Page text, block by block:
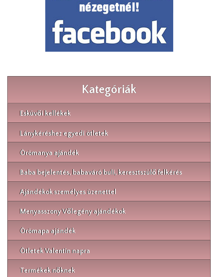
Kategóriák
Esküvői kellékek
Lánykéréshez egyedi ötletek
Örömanya ajándék
Baba bejelentés, babaváró buli, keresztszülő felkérés
Ajándékok személyes üzenettel
Menyasszony Vőlegény ajándékok
Örömapa ajándék
Ötletek Valentin napra
Termékek nőknek